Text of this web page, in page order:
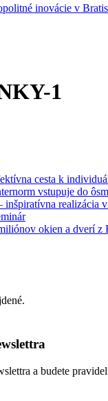
inovácie v
1
cesta k
vstupuje do
inšpiratívna realizácia
okien a dverí z
a budete